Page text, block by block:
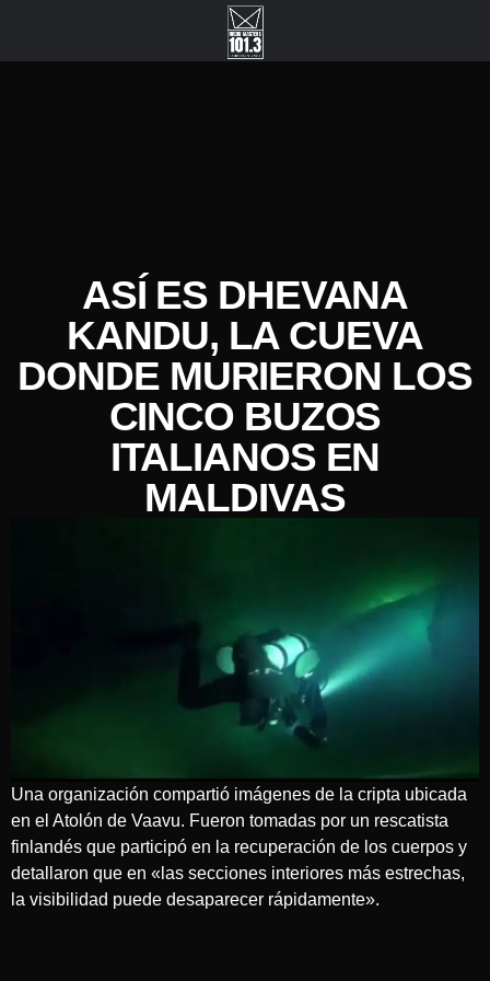
ASÍ ES DHEVANA
KANDU, LA CUEVA
DONDE MURIERON LOS
CINCO BUZOS
ITALIANOS EN
MALDIVAS
Una organización compartió imágenes de la cripta ubicada
en el Atolón de Vaavu. Fueron tomadas por un rescatista
finlandés que participó en la recuperación de los cuerpos y
detallaron que en «las secciones interiores más estrechas,
la visibilidad puede desaparecer rápidamente».